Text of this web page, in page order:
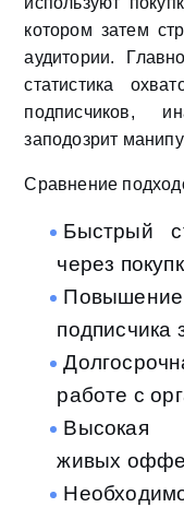
котором затем
аудитории.
статистика
подписчиков,
заподозрит
Сравнение
Быстрый
через
Повышение
подписчика
работе с
Высокая
живых